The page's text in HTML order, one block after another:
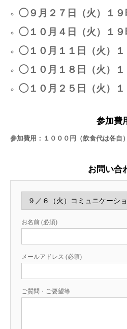
◯９ 月２７日（火）１
◯１０ 月４日（火）１
◯１０ 月１１日（火）
◯１０ 月１８日（火）
◯１０ 月２５日（火）
参加費
参加費用：１０００円（飲食代は各自）
お問い合
お名前 (必須)
メールアドレス (必須)
ご質問・ご要望等